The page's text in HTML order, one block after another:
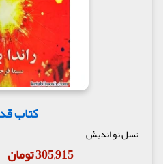
کتاب
نسل نو اندیش
305,915 تومان